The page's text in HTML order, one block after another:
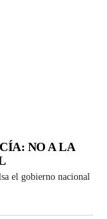
NO A LA
el gobierno nacional